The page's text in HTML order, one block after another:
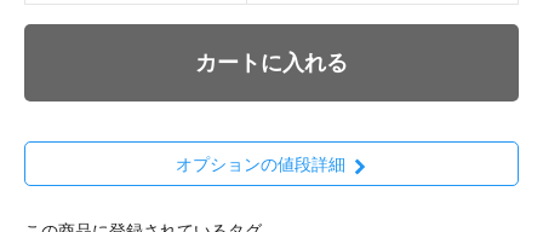
カートに入れる
オプションの値段詳細